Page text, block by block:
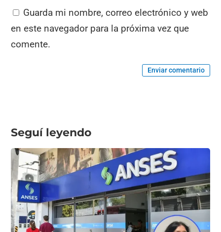
Guarda mi nombre, correo electrónico y web
en este navegador para la próxima vez que
comente.
Enviar comentario
Seguí leyendo